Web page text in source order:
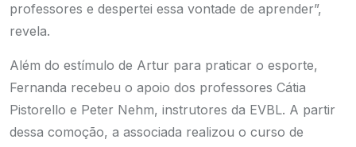
professores e despertei essa vontade de aprender”,
revela.
Além do estímulo de Artur para praticar o esporte,
Fernanda recebeu o apoio dos professores Cátia
Pistorello e Peter Nehm, instrutores da EVBL. A partir
dessa comoção, a associada realizou o curso de